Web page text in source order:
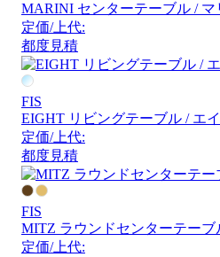
MARINI センターテーブル / マ
定価/上代:
都度見積
FIS
EIGHT リビングテーブル / エ
定価/上代:
都度見積
FIS
MITZ ラウンドセンターテーブ
定価/上代: